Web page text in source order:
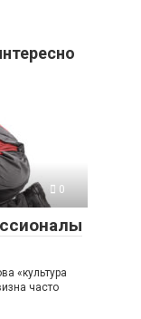
0
«культура
часто